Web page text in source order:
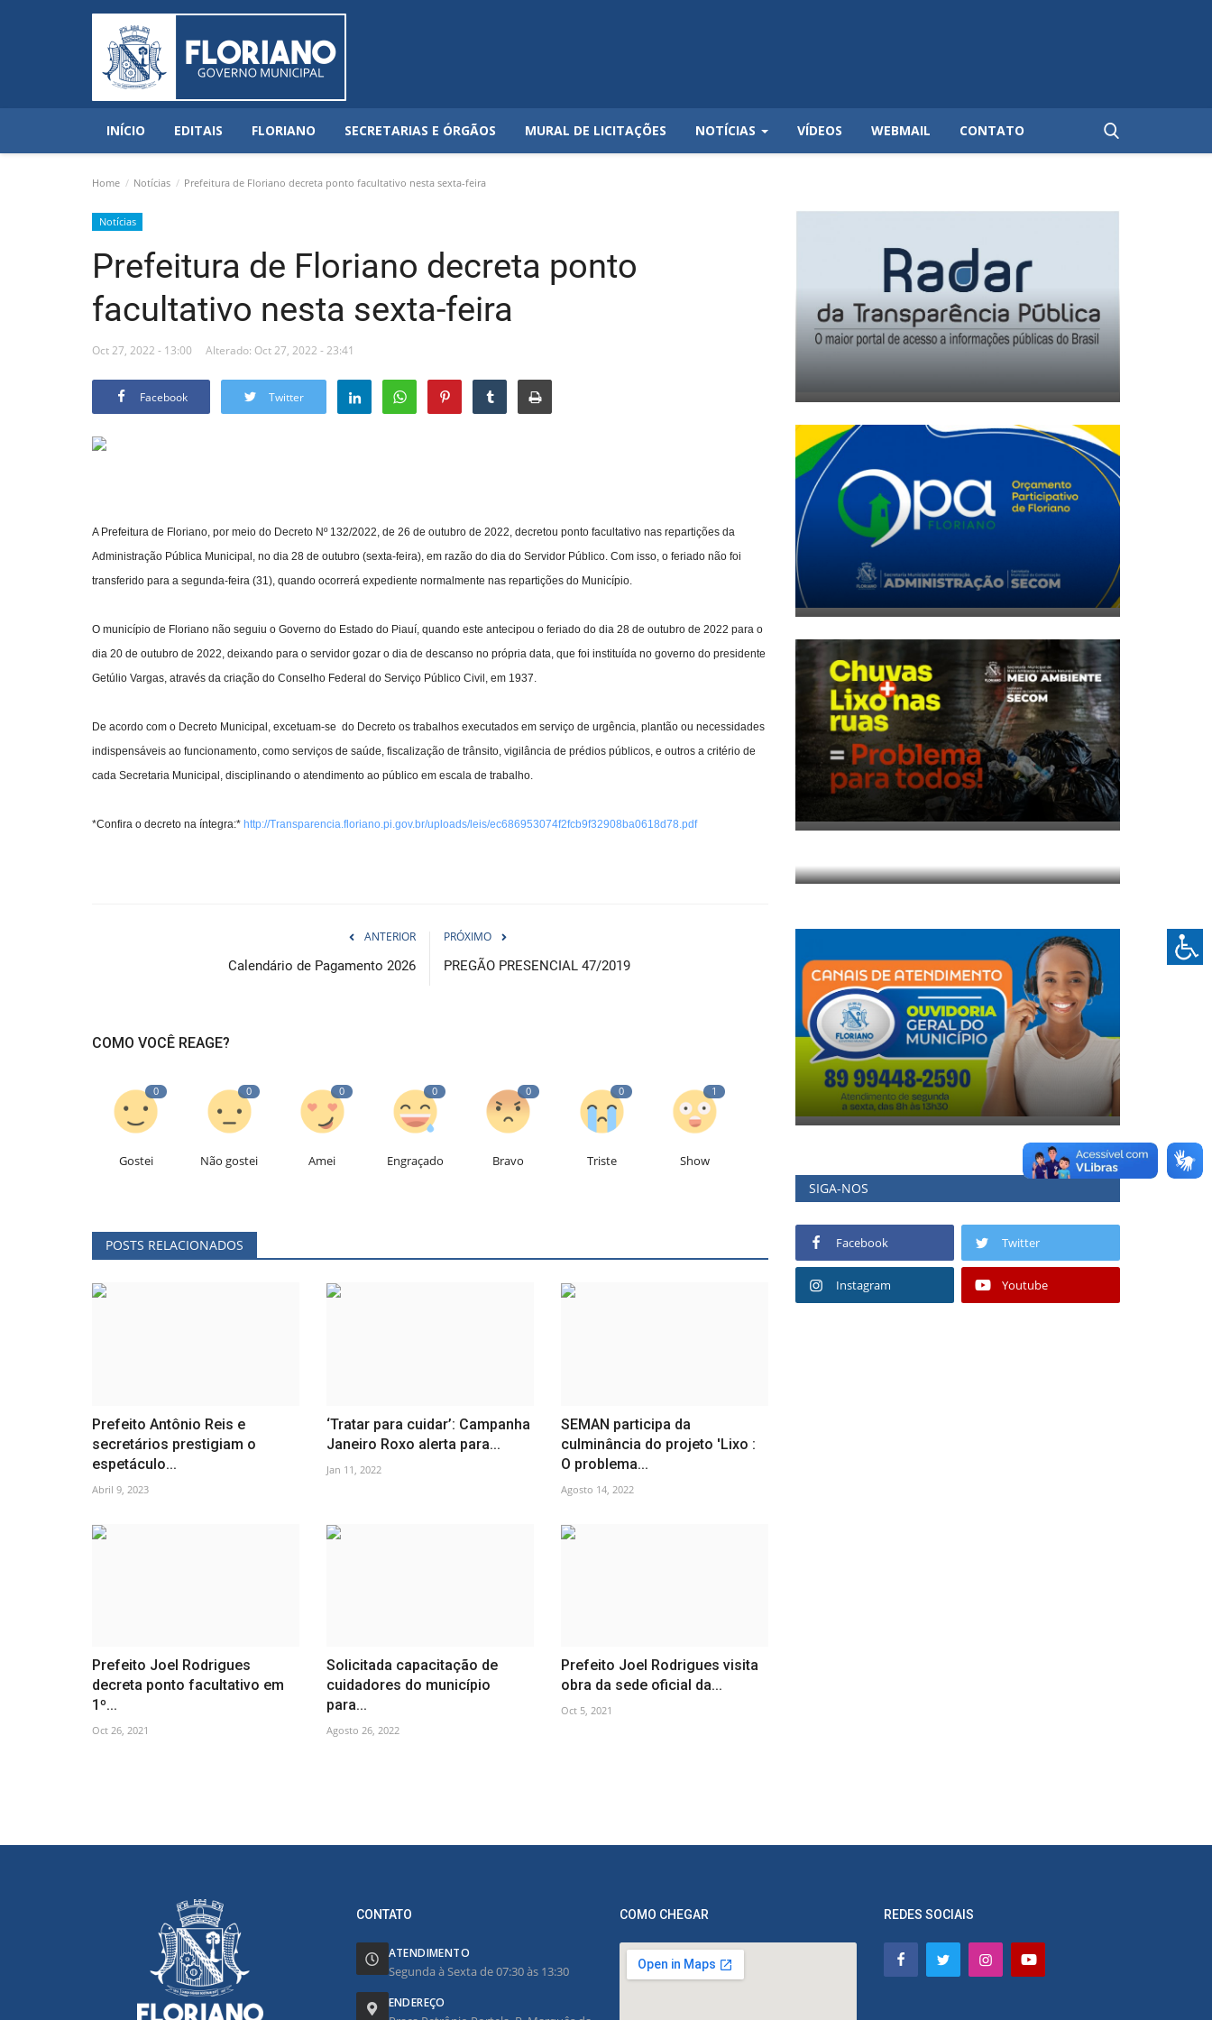
INÍCIO EDITAIS FLORIANO SECRETARIAS E ÓRGÃOS MURAL DE LICITAÇÕES NOTÍCIAS VÍDEOS WEBMAIL CONTATO
Home Notícias Prefeitura de Floriano decreta ponto facultativo nesta sexta-feira
Notícias
Prefeitura de Floriano decreta ponto
facultativo nesta sexta-feira
Oct 27, 2022 - 13:00 Alterado: Oct 27, 2022 - 23:41
Facebook Twitter
A Prefeitura de Floriano, por meio do Decreto Nº 132/2022, de 26 de outubro de 2022, decretou ponto facultativo nas repartições da
Administração Pública Municipal, no dia 28 de outubro (sexta-feira), em razão do dia do Servidor Público. Com isso, o feriado não foi
transferido para a segunda-feira (31), quando ocorrerá expediente normalmente nas repartições do Município.
O município de Floriano não seguiu o Governo do Estado do Piauí, quando este antecipou o feriado do dia 28 de outubro de 2022 para o
dia 20 de outubro de 2022, deixando para o servidor gozar o dia de descanso no própria data, que foi instituída no governo do presidente
Getúlio Vargas, através da criação do Conselho Federal do Serviço Público Civil, em 1937.
De acordo com o Decreto Municipal, excetuam-se do Decreto os trabalhos executados em serviço de urgência, plantão ou necessidades
indispensáveis ao funcionamento, como serviços de saúde, fiscalização de trânsito, vigilância de prédios públicos, e outros a critério de
cada Secretaria Municipal, disciplinando o atendimento ao público em escala de trabalho.
*Confira o decreto na íntegra:* http://Transparencia.floriano.pi.gov.br/uploads/leis/ec686953074f2fcb9f32908ba0618d78.pdf
ANTERIOR
Calendário de Pagamento 2026
PRÓXIMO
PREGÃO PRESENCIAL 47/2019
COMO VOCÊ REAGE?
0
Gostei
0
Não gostei
0
Amei
0
Engraçado
0
Bravo
0
Triste
1
Show
POSTS RELACIONADOS
Prefeito Antônio Reis e
secretários prestigiam o
espetáculo...
Abril 9, 2023
‘Tratar para cuidar’: Campanha
Janeiro Roxo alerta para...
Jan 11, 2022
SEMAN participa da
culminância do projeto 'Lixo :
O problema...
Agosto 14, 2022
Prefeito Joel Rodrigues
decreta ponto facultativo em
1º...
Oct 26, 2021
Solicitada capacitação de
cuidadores do município
para...
Agosto 26, 2022
Prefeito Joel Rodrigues visita
obra da sede oficial da...
Oct 5, 2021
SIGA-NOS
Facebook Twitter
Instagram Youtube
CONTATO
ATENDIMENTO
Segunda à Sexta de 07:30 às 13:30
ENDEREÇO
COMO CHEGAR REDES SOCIAIS